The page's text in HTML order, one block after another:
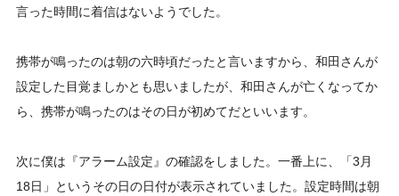
言った時間に着信はないようでした。
携帯が鳴ったのは朝の六時頃だったと言いますから、和田さんが
設定した目覚ましかとも思いましたが、和田さんが亡くなってか
ら、携帯が鳴ったのはその日が初めてだといいます。
次に僕は『アラーム設定』の確認をしました。一番上に、「3月
18日」というその日の日付が表示されていました。設定時間は朝